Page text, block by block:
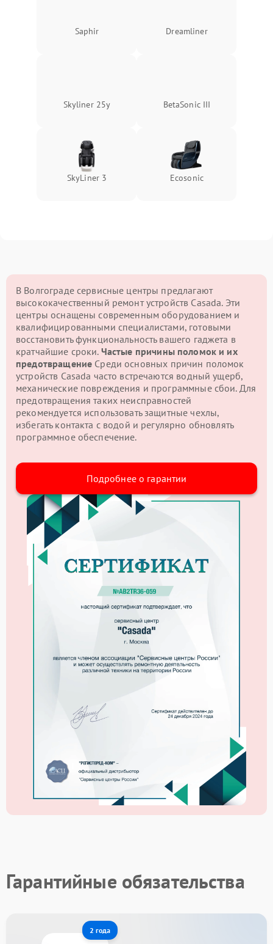
Saphir Dreamliner
Skyliner 25y BetaSonic III
SkyLiner 3 Ecosonic
В Волгограде сервисные центры предлагают
высококачественный ремонт устройств Casada. Эти
центры оснащены современным оборудованием и
квалифицированными специалистами, готовыми
восстановить функциональность вашего гаджета в
кратчайшие сроки. Частые причины поломок и их
предотвращение Среди основных причин поломок
устройств Casada часто встречаются водный ущерб,
механические повреждения и программные сбои. Для
предотвращения таких неисправностей
рекомендуется использовать защитные чехлы,
избегать контакта с водой и регулярно обновлять
программное обеспечение.
Подробнее о гарантии
Гарантийные обязательства
2 года